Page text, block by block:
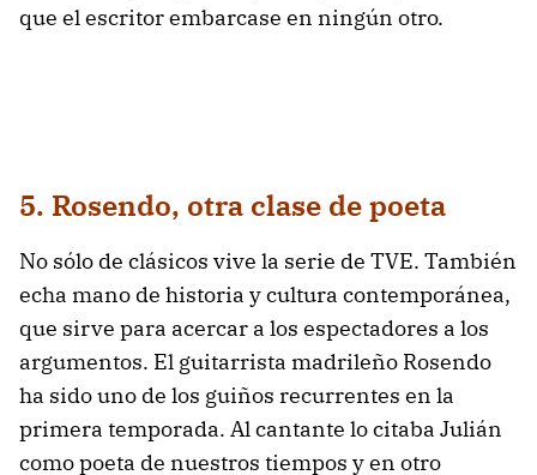
que el escritor embarcase en ningún otro.
5. Rosendo, otra clase de poeta
No sólo de clásicos vive la serie de TVE. También
echa mano de historia y cultura contemporánea,
que sirve para acercar a los espectadores a los
argumentos. El guitarrista madrileño Rosendo
ha sido uno de los guiños recurrentes en la
primera temporada. Al cantante lo citaba Julián
como poeta de nuestros tiempos y en otro